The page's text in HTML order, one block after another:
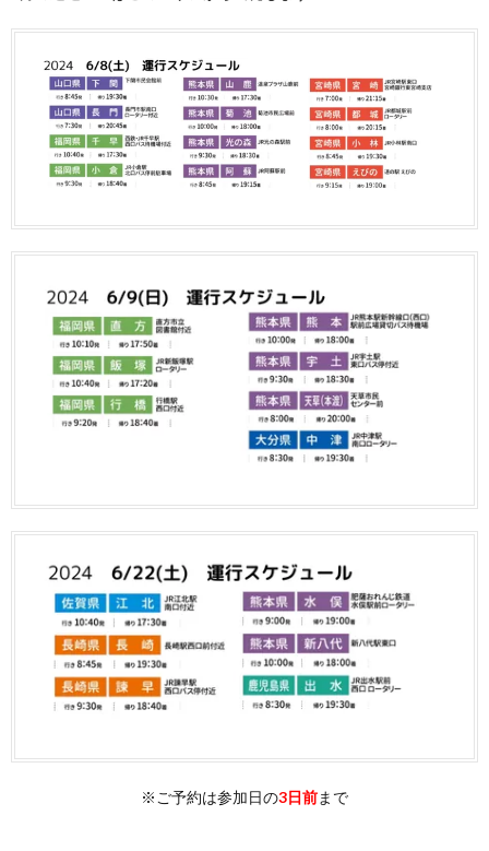
※ご予約は参加日の3日前まで